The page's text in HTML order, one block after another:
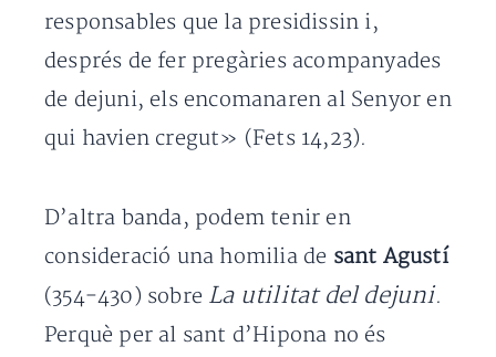
responsables que la presidissin i,
després de fer pregàries acompanyades
de dejuni, els encomanaren al Senyor en
qui havien cregut» (Fets 14,23).
D’altra banda, podem tenir en
consideració una homilia de sant Agustí
(354-430) sobre La utilitat del dejuni.
Perquè per al sant d’Hipona no és